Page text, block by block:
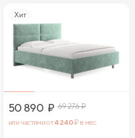
Хит
50 890 ₽ 69 276₽
или частями от4 240₽ в мес.